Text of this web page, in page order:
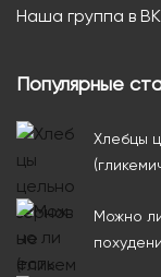
Наша группа в ВК
Популярные
Хлебцы
Можно